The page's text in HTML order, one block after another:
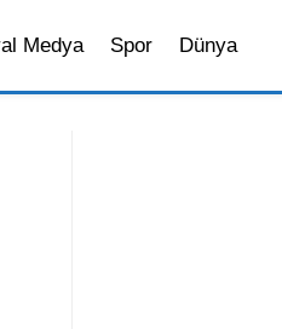
Medya Spor Dünya